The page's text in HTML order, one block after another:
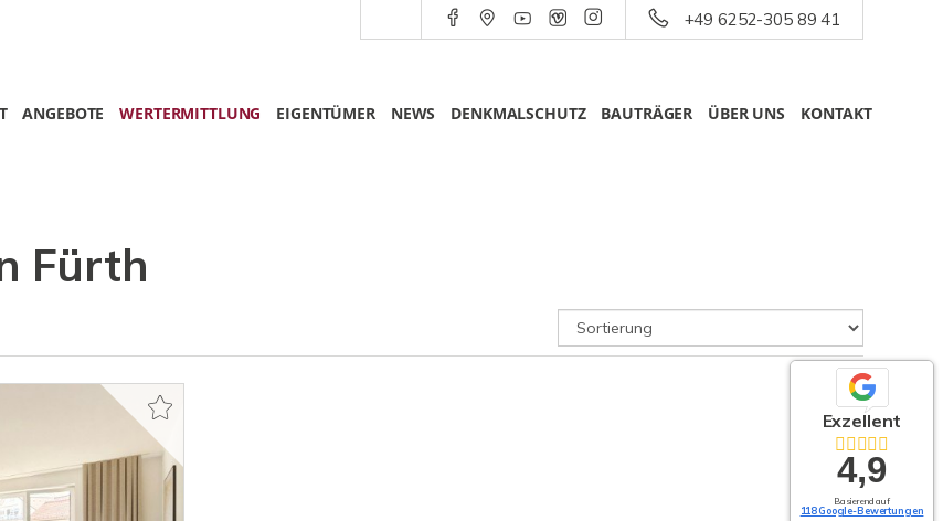
+49 6252-305 89 41
ANGEBOTE WERTERMITTLUNG EIGENTÜMER NEWS DENKMALSCHUTZ BAUTRÄGER ÜBER UNS KONTAKT
Fürth
Exzellent
4,9
Basierend auf
118 Google-Bewertungen